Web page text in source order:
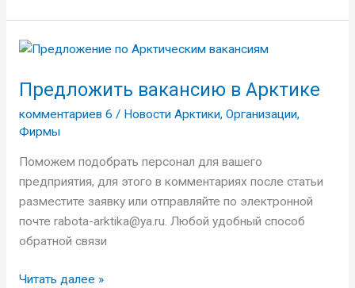
Предложить вакансию в Арктике
комментариев 6 / Новости Арктики, Организации,
Фирмы
Поможем подобрать персонал для вашего
предприятия, для этого в комментариях после статьи
разместите заявку или отправляйте по электронной
почте rabota-arktika@ya.ru. Любой удобный способ
обратной связи
Предложить
в
Читать далее »